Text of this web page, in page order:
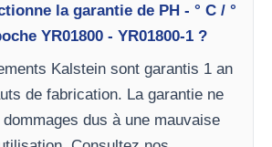
la garantie de PH - ° C / °
YR01800 - YR01800-1 ?
Kalstein sont garantis 1 an
de fabrication. La garantie ne
dus à une mauvaise